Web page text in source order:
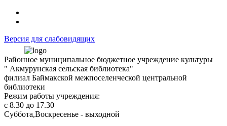
Версия для слабовидящих
Районное муниципальное бюджетное учреждение культуры
" Акмурунская сельская библиотека"
филиал Баймакской межпоселенческой центральной
библиотеки
Режим работы учреждения:
с 8.30 до 17.30
Суббота,Воскресенье - выходной